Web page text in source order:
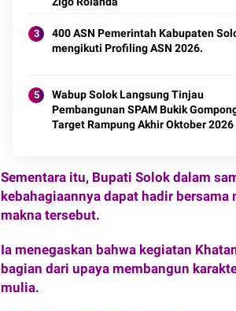
400 ASN Pemerintah Kabupaten
mengikuti Profiling ASN 2026.
Wabup Solok Langsung Tinjau
Pembangunan SPAM Bukik
Target Rampung Akhir Oktober 2026
‎Sementara itu, Bupati Solok dalam
kebahagiaannya dapat hadir
makna tersebut.
Ia menegaskan bahwa kegiatan
bagian dari upaya membangun
mulia.